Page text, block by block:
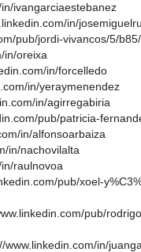
ivangarciaestebanez
in/
pub/jordi-vivancos/5/
in/oreixa
in/forcelledo
in/yeraymenendez
in/agirregabiria
pub/patricia-
in/alfonsoarbaiza
in/nachovilalta
raulnovoa
pub/xoel-
pub/
in/